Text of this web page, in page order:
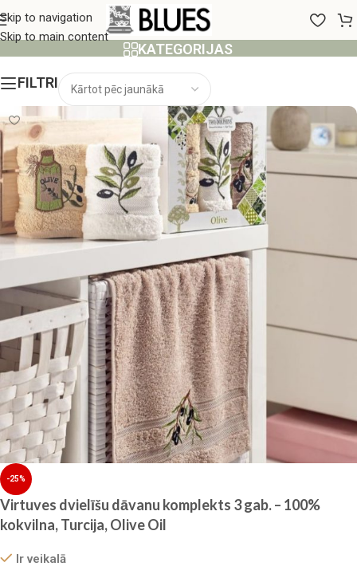
Skip to navigation
Skip to main content 40x60 cm
KATEGORIJAS
FILTRI
-25%
Virtuves dvielīšu dāvanu komplekts 3 gab. – 100%
kokvilna, Turcija, Olive Oil
Ir veikalā